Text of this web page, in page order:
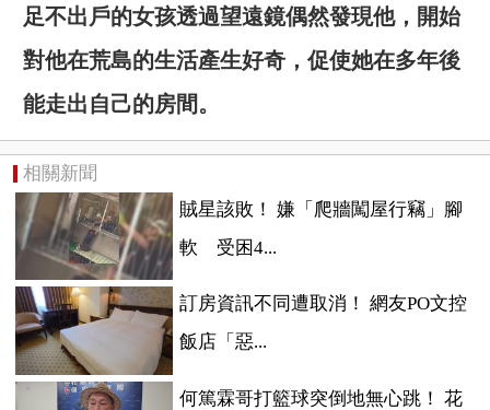
足不出戶的女孩透過望遠鏡偶然發現他，開始
對他在荒島的生活產生好奇，促使她在多年後
能走出自己的房間。
相關新聞
賊星該敗！ 嫌「爬牆闖屋行竊」腳
軟 受困4...
訂房資訊不同遭取消！ 網友PO文控
飯店「惡...
何篤霖哥打籃球突倒地無心跳！ 花